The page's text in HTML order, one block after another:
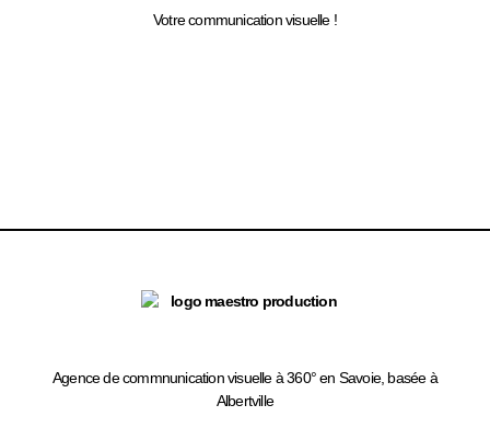
Votre communication visuelle !
Agence de commnunication visuelle à 360° en Savoie, basée à
Albertville